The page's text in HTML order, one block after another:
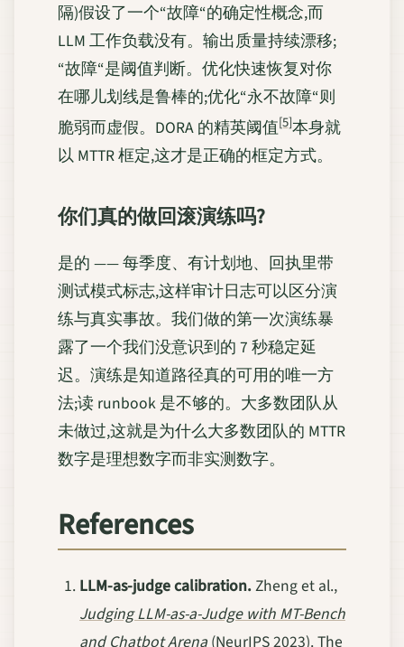
隔)假设了一个“故障“的确定性概念,而
LLM 工作负载没有。输出质量持续漂移;
“故障“是阈值判断。优化快速恢复对你
在哪儿划线是鲁棒的;优化“永不故障“则
脆弱而虚假。DORA 的精英阈值[5]本身就
以 MTTR 框定,这才是正确的框定方式。
你们真的做回滚演练吗?
是的 —— 每季度、有计划地、回执里带
测试模式标志,这样审计日志可以区分演
练与真实事故。我们做的第一次演练暴
露了一个我们没意识到的 7 秒稳定延
迟。演练是知道路径真的可用的唯一方
法;读 runbook 是不够的。大多数团队从
未做过,这就是为什么大多数团队的 MTTR
数字是理想数字而非实测数字。
References
LLM-as-judge calibration.Zheng et al.,
Judging LLM-as-a-Judge with MT-Bench
and Chatbot Arena (NeurIPS 2023). The